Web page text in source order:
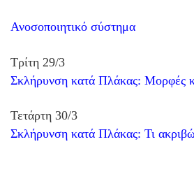
Ανοσοποιητικό σύστημα
Τρίτη 29/3
Σκλήρυνση κατά Πλάκας: Μορφές
Τετάρτη 30/3
Σκλήρυνση κατά Πλάκας: Τι